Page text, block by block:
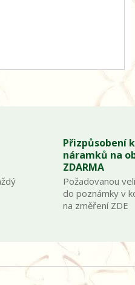
Přizpůsobení
náramků na
ZDARMA
Požadovanou
do poznámky v
na změření ZDE